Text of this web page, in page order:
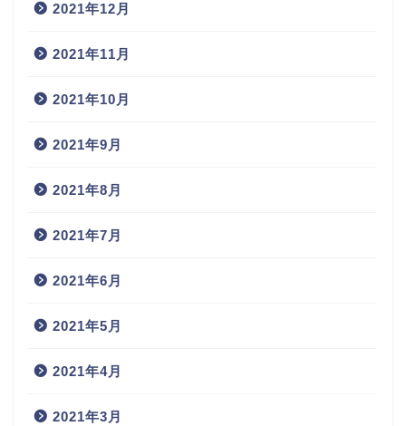
2021年12月
2021年11月
2021年10月
2021年9月
2021年8月
2021年7月
2021年6月
2021年5月
2021年4月
2021年3月